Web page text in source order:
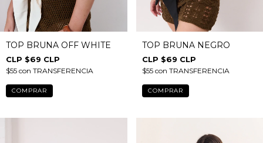
TOP BRUNA OFF WHITE
$69 CLP
$55 con TRANSFERENCIA
COMPRAR
TOP BRUNA NEGRO
$69 CLP
$55 con TRANSFERENCIA
COMPRAR